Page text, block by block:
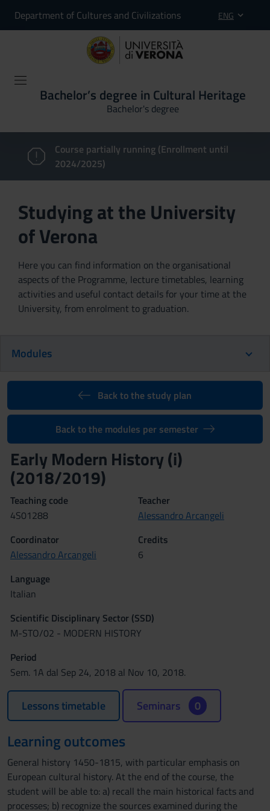
Department of Cultures and Civilizations ENG
Bachelor’s degree in Cultural Heritage
Bachelor's degree
Course partially running (Enrollment until
2024/2025)
Studying at the University
of Verona
Here you can find information on the organisational
aspects of the Programme, lecture timetables, learning
activities and useful contact details for your time at the
University, from enrolment to graduation.
Modules
Back to the study plan
Back to the modules per semester
Early Modern History (i)
(2018/2019)
Teaching code
4S01288
Teacher
Alessandro Arcangeli
Coordinator
Alessandro Arcangeli
Credits
6
Language
Italian
Scientific Disciplinary Sector (SSD)
M-STO/02 - MODERN HISTORY
Period
Sem. 1A dal Sep 24, 2018 al Nov 10, 2018.
Lessons timetable Seminars 0
Learning outcomes
General history 1450-1815, with particular emphasis on
European cultural history. At the end of the course, the
student will be able to: a) recall the main historical facts and
processes; b) recognize the sources examined during the